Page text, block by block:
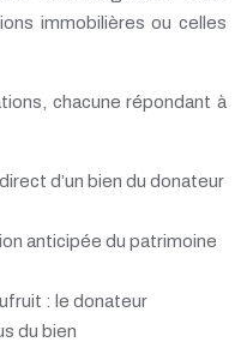
immobilières ou celles
chacune répondant à
d’un bien du donateur
anticipée du patrimoine
: le donateur
du bien